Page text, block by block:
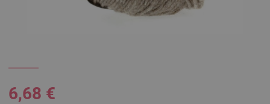
6,68 €